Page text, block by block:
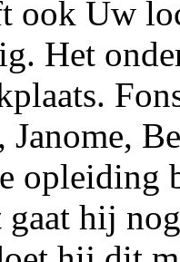
ook Uw
Het
Janome,
opleiding
gaat hij